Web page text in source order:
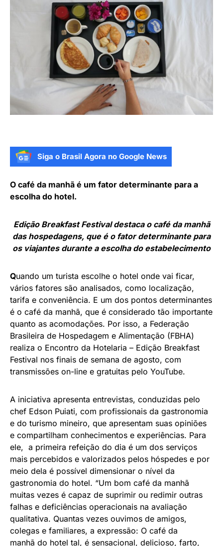
Siga o Brasil Agora no Google News
O café da manhã é um fator determinante para a
escolha do hotel.
Edição Breakfast Festival destaca o café da manhã
das hospedagens, que é o fator determinante para
os viajantes durante a escolha do estabelecimento
Quando um turista escolhe o hotel onde vai ficar,
vários fatores são analisados, como localização,
tarifa e conveniência. E um dos pontos determinantes
é o café da manhã, que é considerado tão importante
quanto as acomodações. Por isso, a Federação
Brasileira de Hospedagem e Alimentação (FBHA)
realiza o Encontro da Hotelaria – Edição Breakfast
Festival nos finais de semana de agosto, com
transmissões on-line e gratuitas pelo YouTube.
A iniciativa apresenta entrevistas, conduzidas pelo
chef Edson Puiati, com profissionais da gastronomia
e do turismo mineiro, que apresentam suas opiniões
e compartilham conhecimentos e experiências. Para
ele, a primeira refeição do dia é um dos serviços
mais percebidos e valorizados pelos hóspedes e por
meio dela é possível dimensionar o nível da
gastronomia do hotel. “Um bom café da manhã
muitas vezes é capaz de suprimir ou redimir outras
falhas e deficiências operacionais na avaliação
qualitativa. Quantas vezes ouvimos de amigos,
colegas e familiares, a expressão: O café da
manhã do hotel tal, é sensacional, delicioso, farto,